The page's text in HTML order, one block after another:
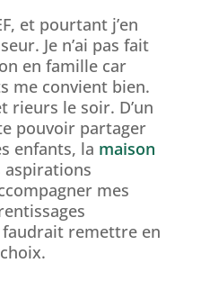
et pourtant j’en
Je n’ai pas fait
en famille car
me convient bien.
rieurs le soir. D’un
pouvoir partager
enfants, la maison
aspirations
mes
remettre en